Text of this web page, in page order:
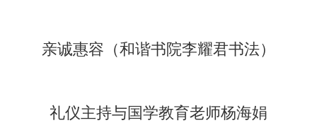
亲诚惠容 （和谐书院李耀君书法）
礼仪主持与国学教育老师杨海娟